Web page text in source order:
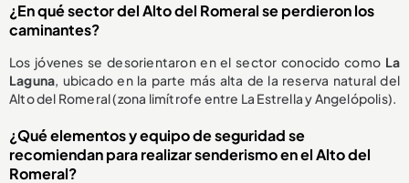
¿En qué sector del Alto del Romeral se perdieron los
caminantes?
Los jóvenes se desorientaron en el sector conocido como La
Laguna, ubicado en la parte más alta de la reserva natural del
Alto del Romeral (zona limítrofe entre La Estrella y Angelópolis).
¿Qué elementos y equipo de seguridad se
recomiendan para realizar senderismo en el Alto del
Romeral?